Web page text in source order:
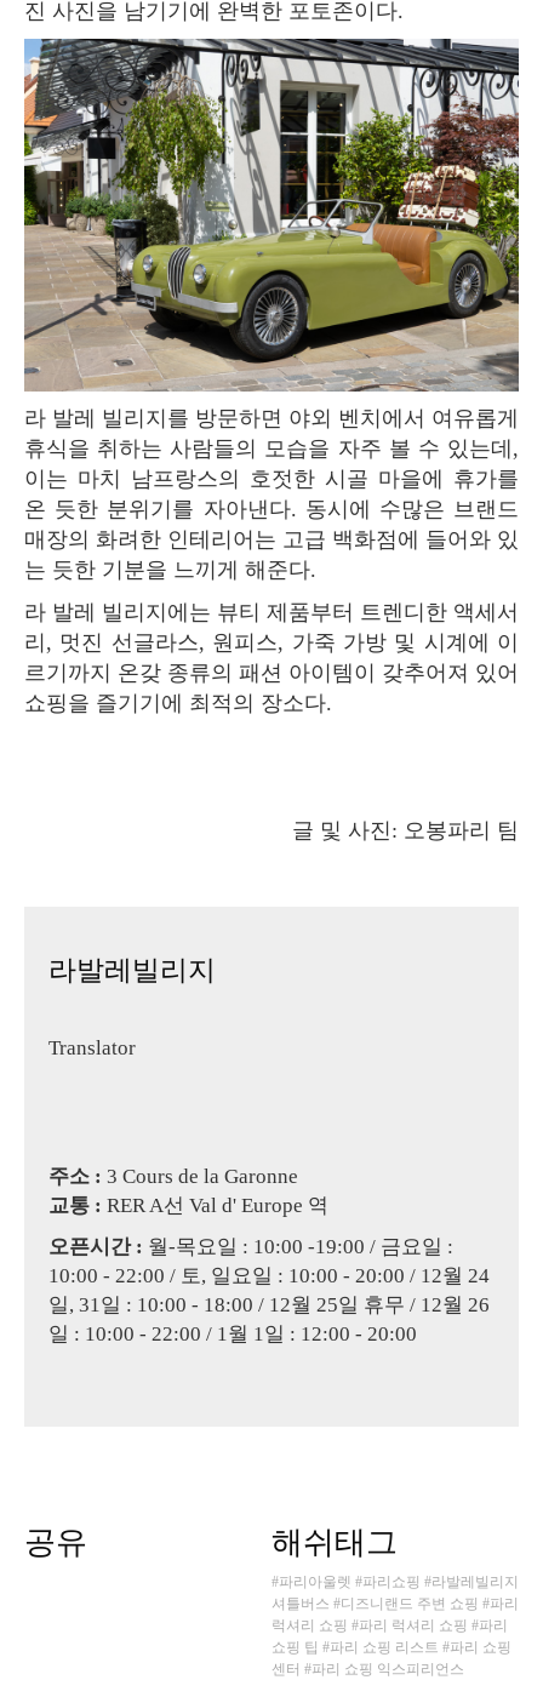
진 사진을 남기기에 완벽한 포토존이다.
라 발레 빌리지를 방문하면 야외 벤치에서 여유롭게
휴식을 취하는 사람들의 모습을 자주 볼 수 있는데,
이는 마치 남프랑스의 호젓한 시골 마을에 휴가를
온 듯한 분위기를 자아낸다. 동시에 수많은 브랜드
매장의 화려한 인테리어는 고급 백화점에 들어와 있
는 듯한 기분을 느끼게 해준다.
라 발레 빌리지에는 뷰티 제품부터 트렌디한 액세서
리, 멋진 선글라스, 원피스, 가죽 가방 및 시계에 이
르기까지 온갖 종류의 패션 아이템이 갖추어져 있어
쇼핑을 즐기기에 최적의 장소다.
글 및 사진: 오봉파리 팀
라발레빌리지
Translator
주소 : 3 Cours de la Garonne
교통 : RER A선 Val d' Europe 역
오픈시간 : 월-목요일 : 10:00 -19:00 / 금요일 :
10:00 - 22:00 / 토, 일요일 : 10:00 - 20:00 / 12월 24
일, 31일 : 10:00 - 18:00 / 12월 25일 휴무 / 12월 26
일 : 10:00 - 22:00 / 1월 1일 : 12:00 - 20:00
공유 해쉬태그
#파리아울렛 #파리쇼핑 #라발레빌리지
셔틀버스 #디즈니랜드 주변 쇼핑 #파리
럭셔리 쇼핑 #파리 럭셔리 쇼핑 #파리
쇼핑 팁 #파리 쇼핑 리스트 #파리 쇼핑
센터 #파리 쇼핑 익스피리언스